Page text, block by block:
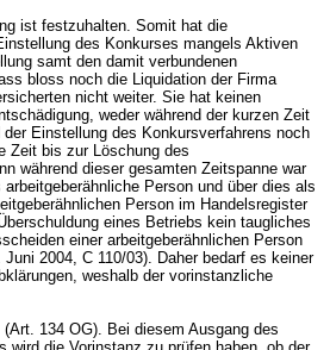
ist festzuhalten. Somit hat die
des Konkurses mangels Aktiven
samt den damit verbundenen
bloss noch die Liquidation der Firma
nicht weiter. Sie hat keinen
weder während der kurzen Zeit
Einstellung des Konkursverfahrens noch
Zeit bis zur Löschung des
während dieser gesamten Zeitspanne war
Person und über dies als
Person im Handelsregister
eines Betriebs kein taugliches
einer arbeitgeberähnlichen Person
2004, C 110/03). Daher bedarf es keiner
weshalb der vorinstanzliche
(Art. 134 OG). Bei diesem Ausgang des